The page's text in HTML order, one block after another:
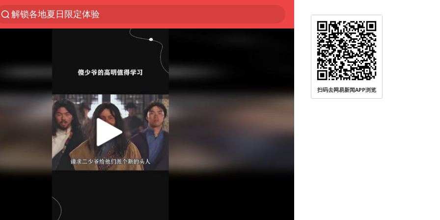
解锁各地夏日限定体验
视频丨中国东方电气集团原党组副书记、董事宋致远被查
黄金创今年来最大单周涨幅
四川宜宾市珙县发生3.4级地震
女子网购名牌包发现是自己丢的那只
香港宏福苑火灾或由烟头引起
浙江台州《告全体市民书》
女主硬加吻戏短剧已下架
实时追踪台风白海豚
扫码去网易新闻APP浏览